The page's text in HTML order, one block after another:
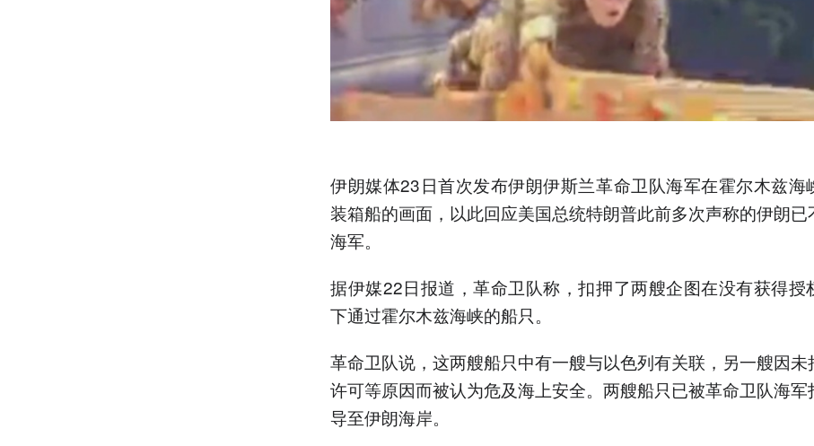
伊朗媒体23日首次发布伊朗伊斯兰革命卫队海军在霍尔木兹海
装箱船的画面，以此回应美国总统特朗普此前多次声称的伊朗已
海军。
据伊媒22日报道，革命卫队称，扣押了两艘企图在没有获得授
下通过霍尔木兹海峡的船只。
革命卫队说，这两艘船只中有一艘与以色列有关联，另一艘因未
许可等原因而被认为危及海上安全。两艘船只已被革命卫队海军
导至伊朗海岸。